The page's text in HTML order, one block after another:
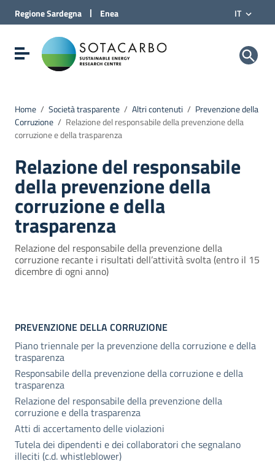
Vai al Contenuto
Vai alla navigazione del sito
Vai al Footer
RegioneSardegna | Enea IT
Visualizza/nascondi menu di navigazioneSotacarbo SpA
Home / Società trasparente / Altri contenuti / Prevenzione della
Corruzione / Relazione del responsabile della prevenzione della
corruzione e della trasparenza
Relazione del responsabile
della prevenzione della
corruzione e della
trasparenza
Relazione del responsabile della prevenzione della
corruzione recante i risultati dell’attività svolta (entro il 15
dicembre di ogni anno)
PREVENZIONE DELLA CORRUZIONE
Piano triennale per la prevenzione della corruzione e della
trasparenza
Responsabile della prevenzione della corruzione e della
trasparenza
Relazione del responsabile della prevenzione della
corruzione e della trasparenza
Atti di accertamento delle violazioni
Tutela dei dipendenti e dei collaboratori che segnalano
illeciti (c.d. whistleblower)